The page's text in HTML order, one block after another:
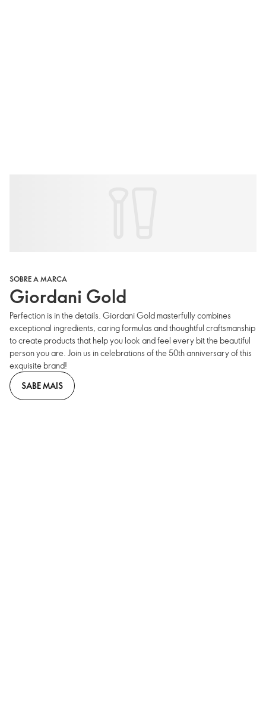
SOBRE A MARCA
Giordani Gold
Perfection is in the details. Giordani Gold masterfully combines
exceptional ingredients, caring formulas and thoughtful craftsmanship
to create products that help you look and feel every bit the beautiful
person you are. Join us in celebrations of the 50th anniversary of this
exquisite brand!
SABE MAIS